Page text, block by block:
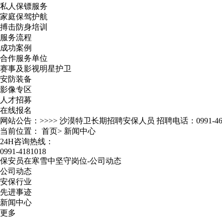
私人保镖服务
家庭保驾护航
搏击防身培训
服务流程
成功案例
合作服务单位
赛事及影视明星护卫
安防装备
影像专区
人才招募
在线报名
网站公告：>>>> 沙漠特卫长期招聘安保人员 招聘电话：0991-
当前位置： 首页> 新闻中心
24H咨询热线：
0991-4181018
保安员在寒雪中坚守岗位-公司动态
公司动态
安保行业
先进事迹
新闻中心
更多